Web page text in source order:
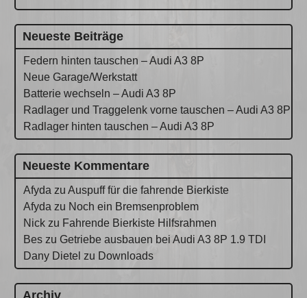
Neueste Beiträge
Federn hinten tauschen – Audi A3 8P
Neue Garage/Werkstatt
Batterie wechseln – Audi A3 8P
Radlager und Traggelenk vorne tauschen – Audi A3 8P
Radlager hinten tauschen – Audi A3 8P
Neueste Kommentare
Afyda zuAuspuff für die fahrende Bierkiste
Afyda zu Noch ein Bremsenproblem
Nick zu Fahrende Bierkiste Hilfsrahmen
Bes zuGetriebe ausbauen bei Audi A3 8P 1.9 TDI
Dany Dietel zu Downloads
Archiv